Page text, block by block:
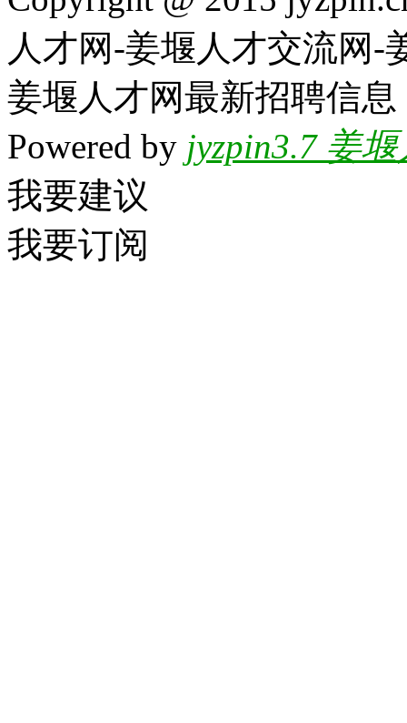
人才网-姜堰人才交流网-
姜堰人才网最新招聘信息
Powered by jyzpin3.7 姜
我要建议
我要订阅